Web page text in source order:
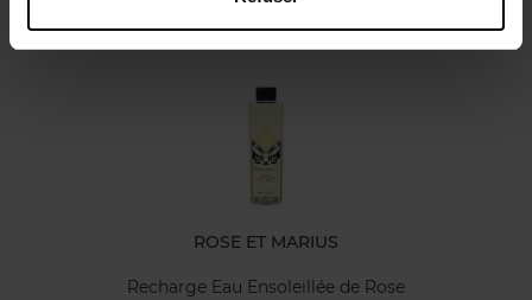
ROSE ET MARIUS
Recharge Eau Ensoleillée de Rose